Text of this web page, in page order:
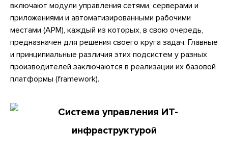
включают модули управления сетями, серверами и
приложениями и автоматизированными рабочими
местами (АРМ), каждый из которых, в свою очередь,
предназначен для решения своего круга задач. Главные
и принципиальные различия этих подсистем у разных
производителей заключаются в реализации их базовой
платформы (framework).